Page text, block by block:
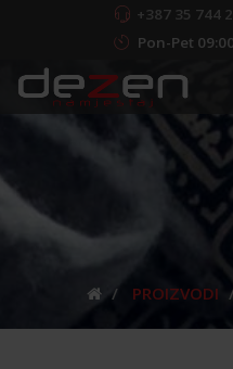
+387 35 744
Pon-Pet
PROIZVODI